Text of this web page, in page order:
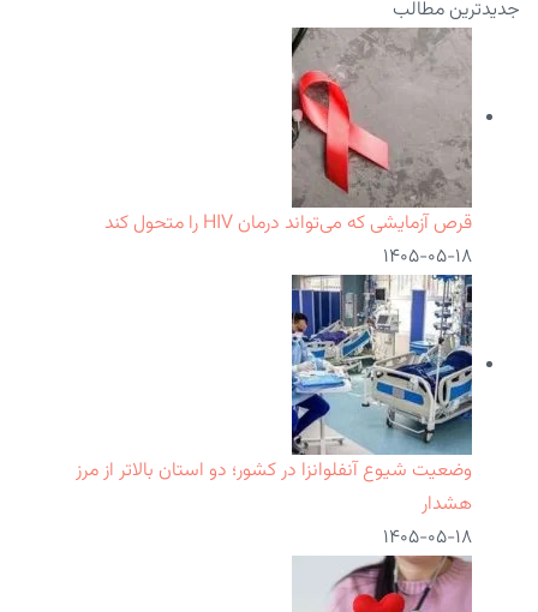
جدیدترین مطالب
قرص آزمایشی که می‌تواند درمان HIV را متحول کند
۱۴۰۵-۰۵-۱۸
وضعیت شیوع آنفلوانزا در کشور؛ دو استان بالاتر از مرز
هشدار
۱۴۰۵-۰۵-۱۸